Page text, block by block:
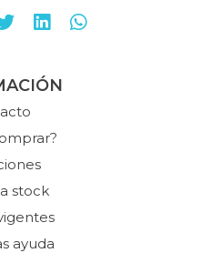
stock
ayuda